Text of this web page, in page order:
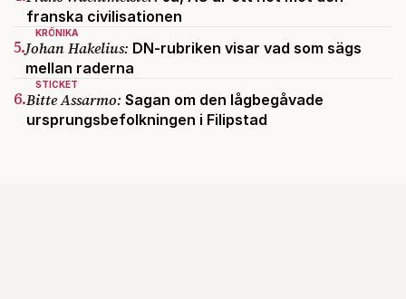
franska civilisationen
KRÖNIKA
5.Johan Hakelius: DN-rubriken visar vad som sägs
mellan raderna
STICKET
6.Bitte Assarmo: Sagan om den lågbegåvade
ursprungsbefolkningen i Filipstad